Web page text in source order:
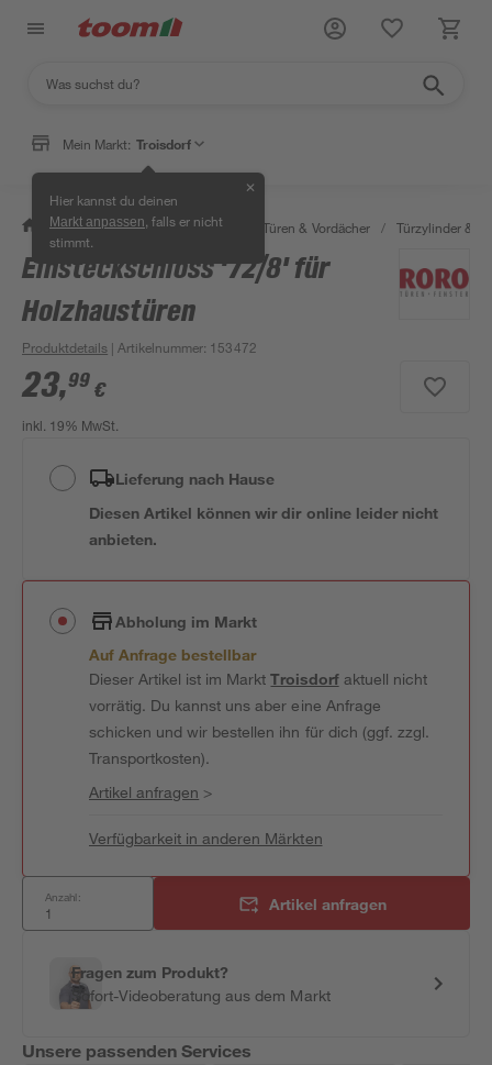
Mein Markt: Troisdorf
Hier kannst du deinen
Markt anpassen , falls er nicht
stimmt.
✕
/ Bauen & Renovieren / Fenster, Türen & Vordächer / Türzylinder &
Bestseller
Einsteckschloss '72/8' für
Holzhaustüren
Produktdetails | Artikelnummer: 153472
23,99 €
inkl. 19% MwSt.
Lieferung nach Hause
Diesen Artikel können wir dir online leider nicht
anbieten.
Abholung im Markt
Auf Anfrage bestellbar
Dieser Artikel ist im MarktTroisdorfaktuell nicht
vorrätig. Du kannst uns aber eine Anfrage
schicken und wir bestellen ihn für dich (ggf. zzgl.
Transportkosten).
Artikel anfragen >
Verfügbarkeit in anderen Märkten
Anzahl: Artikel anfragen
Fragen zum Produkt?
Sofort-Videoberatung aus dem Markt
Unsere passenden Services